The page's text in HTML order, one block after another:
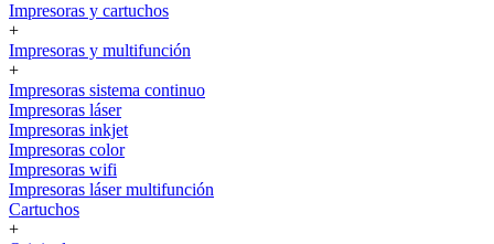
Impresoras y cartuchos
+
Impresoras y multifunción
+
Impresoras sistema continuo
Impresoras láser
Impresoras inkjet
Impresoras color
Impresoras wifi
Impresoras láser multifunción
Cartuchos
+